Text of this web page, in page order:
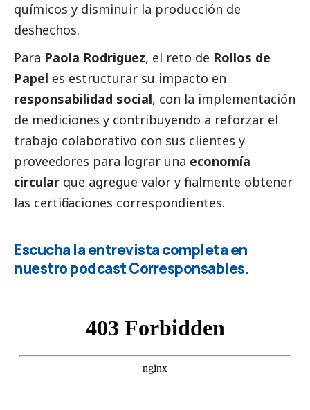
químicos y disminuir la producción de
deshechos.
Para Paola Rodriguez, el reto de Rollos de
Papel es estructurar su impacto en
responsabilidad social, con la implementación
de mediciones y contribuyendo a reforzar el
trabajo colaborativo con sus clientes y
proveedores para lograr una economía
circular que agregue valor y finalmente obtener
las certificaciones correspondientes.
Escucha la entrevista completa en
nuestro podcastCorresponsables.